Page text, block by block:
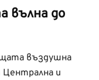
вълна до
въздушна
Централна и